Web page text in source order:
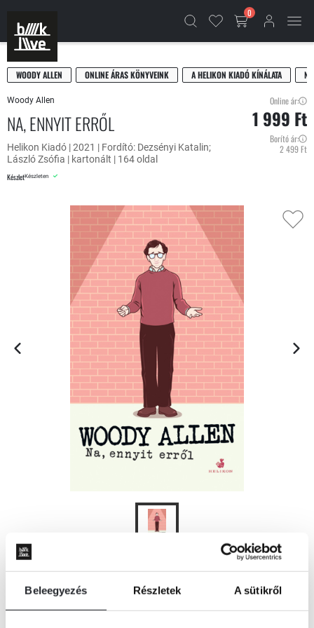
Beleegyezés Részletek A sütikről
0
WOODY ALLEN ONLINE ÁRAS KÖNYVEINK A HELIKON KIADÓ KÍNÁLATA
Woody Allen
NA, ENNYIT ERRŐL
Helikon Kiadó | 2021 | Fordító: Dezsényi Katalin;
László Zsófia | kartonált | 164 oldal
KészletKészleten
Online ár:
1 999 Ft
Borító ár:
2 499 Ft
KOSÁRBA